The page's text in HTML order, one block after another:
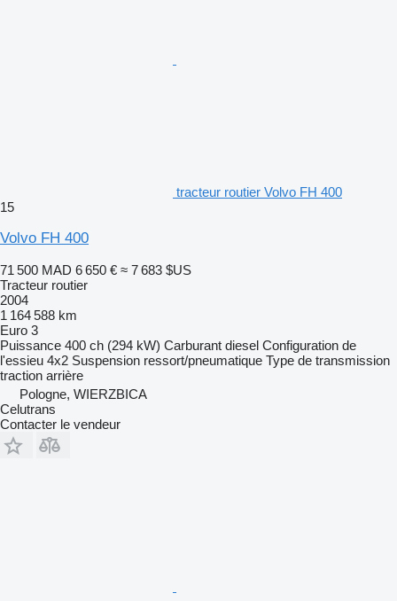
tracteur routier Volvo FH 400
15
Volvo FH 400
71 500 MAD 6 650 € ≈ 7 683 $US
Tracteur routier
2004
1 164 588 km
Euro 3
Puissance 400 ch (294 kW) Carburant diesel Configuration de
l'essieu 4x2 Suspension ressort/pneumatique Type de transmission
traction arrière
Pologne, WIERZBICA
Celutrans
Contacter le vendeur